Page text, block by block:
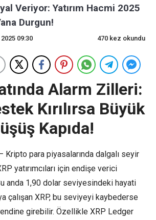
Veriyor: Yatırım Hacmi 2025
Durgun!
09:30 470 kez okundu
Alarm Zilleri:
Kırılırsa Büyük
Kapıda!
Kripto para piyasalarında dalgalı seyir
yatırımcıları için endişe verici
anda 1,90 dolar seviyesindeki hayati
çalışan XRP, bu seviyeyi kaybederse
girebilir. Özellikle XRP Ledger